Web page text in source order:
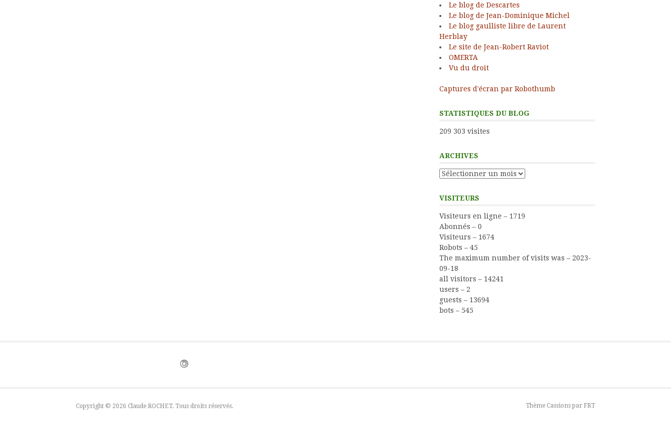
Le blog de Descartes
Le blog de Jean-Dominique Michel
Le blog gaulliste libre de Laurent
Herblay
Le site de Jean-Robert Raviot
OMERTA
Vu du droit
Captures d'écran par Robothumb
STATISTIQUES DU BLOG
209 303 visites
ARCHIVES
Archives
VISITEURS
Visiteurs en ligne – 1719
Abonnés – 0
Visiteurs – 1674
Robots – 45
The maximum number of visits was – 2023-
09-18
all visitors – 14241
users – 2
guests – 13694
bots – 545
Copyright © 2026 Claude ROCHET. Tous droits réservés. Thème Cassions par FRT